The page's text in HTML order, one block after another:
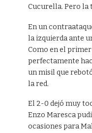
Cucurella. Pero la
En un
la izquierda ante
Como en el
perfectamente
un misil que
la red.
El 2-0 dejó muy
Enzo Maresca
ocasiones para